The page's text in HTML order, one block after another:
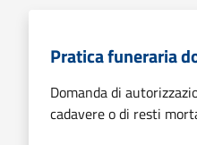
Pratica funeraria
Domanda di
cadavere o di resti